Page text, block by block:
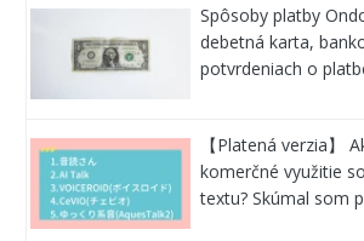
Spôsoby platby
debetná karta,
potvrdeniach o
【Platená verzia】
komerčné využitie
textu? Skúmal som